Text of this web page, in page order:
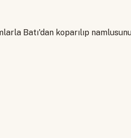
Batı'dan koparılıp